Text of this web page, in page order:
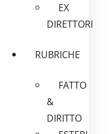
EX
DIRETTORI
RUBRICHE
FATTO
&
DIRITTO